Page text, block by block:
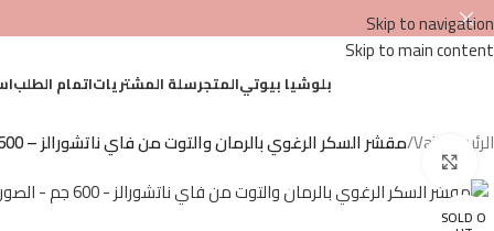
Skip to navigation
Skip to main content
بلوشيا بيوتيالمتجرسلة المشترياتاتمام الطلب
الرئيسية Vai
/مقشر السكر الرغوي بالرمان والتوت من فاي ناتشورالز – 600 جم
SOLD O
Click to enlarge